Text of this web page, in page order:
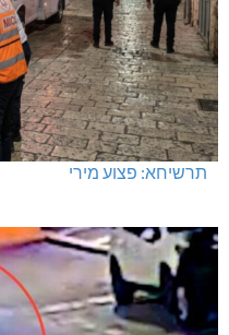
תרשיחא: פצוע מירי